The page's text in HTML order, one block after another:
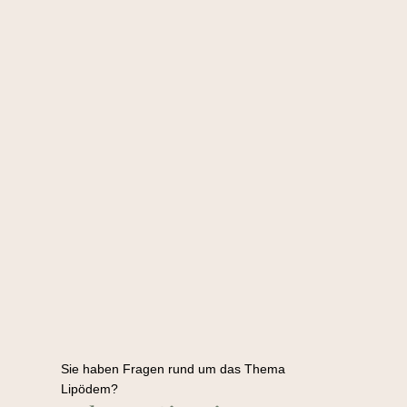
Sie haben Fragen rund um das Thema
Lipödem?